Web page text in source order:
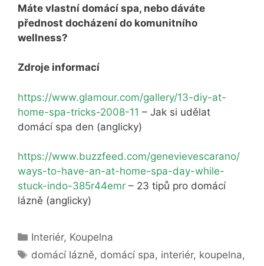
Máte vlastní domácí spa, nebo dáváte
přednost docházení do komunitního
wellness?
Zdroje informací
https://www.glamour.com/gallery/13-diy-at-
home-spa-tricks-2008-11 – Jak si udělat
domácí spa den (anglicky)
https://www.buzzfeed.com/genevievescarano/
ways-to-have-an-at-home-spa-day-while-
stuck-indo-385r44emr – 23 tipů pro domácí
lázně (anglicky)
Rubriky
Interiér, Koupelna
Štítky
domácí lázně, domácí spa, interiér, koupelna,